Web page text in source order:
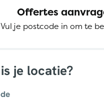
Offertes
Vul je postcode in om te